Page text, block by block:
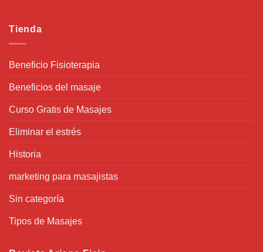
Tienda
Beneficio Fisioterapia
Beneficios del masaje
Curso Gratis de Masajes
Eliminar el estrés
Historia
marketing para masajistas
Sin categoría
Tipos de Masajes